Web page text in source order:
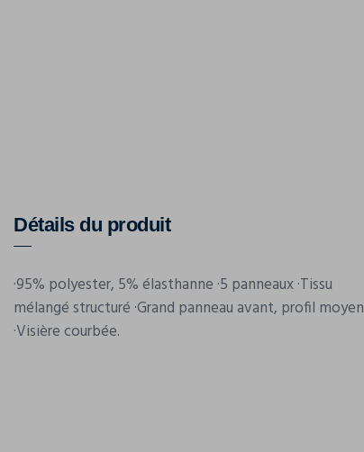
Détails du produit
·95% polyester, 5% élasthanne ·5 panneaux ·Tissu
mélangé structuré ·Grand panneau avant, profil moyen
·Visière courbée.